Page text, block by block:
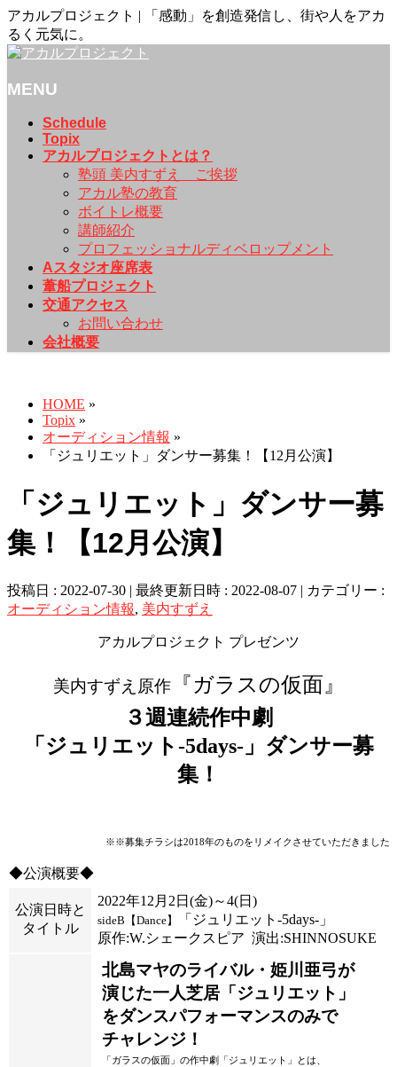
アカルプロジェクト | 「感動」を創造発信し、街や人をアカ
るく元気に。
MENU
Schedule
Topix
アカルプロジェクトとは？
塾頭 美内すずえ ご挨拶
アカル塾の教育
ボイトレ概要
講師紹介
プロフェッショナルディベロップメント
Aスタジオ座席表
葦船プロジェクト
交通アクセス
お問い合わせ
会社概要
HOME »
Topix »
オーディション情報 »
「ジュリエット」ダンサー募集！【12月公演】
「ジュリエット」ダンサー募
集！【12月公演】
投稿日 : 2022-07-30 最終更新日時 : 2022-08-07
カテゴリー :
オーディション情報, 美内すずえ
アカルプロジェクト プレゼンツ
美内すずえ原作『ガラスの仮面』
３週連続作中劇
「ジュリエット-5days-」ダンサー募
集！
※※募集チラシは2018年のものをリメイクさせていただきました
◆公演概要◆
公演日時と
タイトル
2022年12月2日(金)～4(日)
sideB【Dance】
「ジュリエット-5days-」
原作:W.シェークスピア 演出:SHINNOSUKE
北島マヤのライバル・姫川亜弓が
演じた一人芝居「ジュリエット」
をダンスパフォーマンスのみで
チャレンジ！
「ガラスの仮面」の作中劇「ジュリエット」とは、